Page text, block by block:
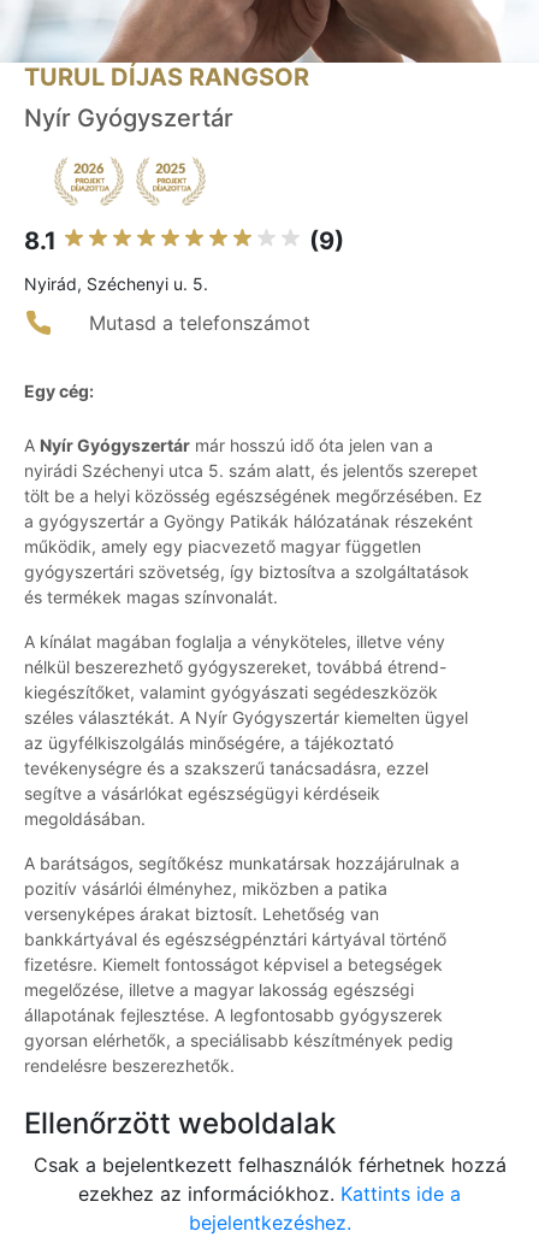
TURUL DÍJAS RANGSOR
Nyír Gyógyszertár
8.1 (9)
Nyirád, Széchenyi u. 5.
Mutasd a telefonszámot
Egy cég:
A Nyír Gyógyszertár már hosszú idő óta jelen van a
nyirádi Széchenyi utca 5. szám alatt, és jelentős szerepet
tölt be a helyi közösség egészségének megőrzésében. Ez
a gyógyszertár a Gyöngy Patikák hálózatának részeként
működik, amely egy piacvezető magyar független
gyógyszertári szövetség, így biztosítva a szolgáltatások
és termékek magas színvonalát.
A kínálat magában foglalja a vényköteles, illetve vény
nélkül beszerezhető gyógyszereket, továbbá étrend-
kiegészítőket, valamint gyógyászati segédeszközök
széles választékát. A Nyír Gyógyszertár kiemelten ügyel
az ügyfélkiszolgálás minőségére, a tájékoztató
tevékenységre és a szakszerű tanácsadásra, ezzel
segítve a vásárlókat egészségügyi kérdéseik
megoldásában.
A barátságos, segítőkész munkatársak hozzájárulnak a
pozitív vásárlói élményhez, miközben a patika
versenyképes árakat biztosít. Lehetőség van
bankkártyával és egészségpénztári kártyával történő
fizetésre. Kiemelt fontosságot képvisel a betegségek
megelőzése, illetve a magyar lakosság egészségi
állapotának fejlesztése. A legfontosabb gyógyszerek
gyorsan elérhetők, a speciálisabb készítmények pedig
rendelésre beszerezhetők.
Ellenőrzött weboldalak
Csak a bejelentkezett felhasználók férhetnek hozzá
ezekhez az információkhoz. Kattints ide a
bejelentkezéshez.